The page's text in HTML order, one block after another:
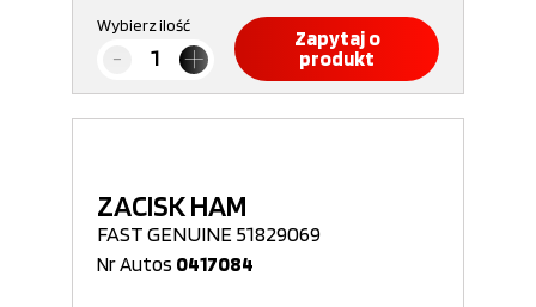
Wybierz ilość
Zapytaj o
produkt
ZACISK HAM
FAST GENUINE 51829069
Nr Autos 0417084